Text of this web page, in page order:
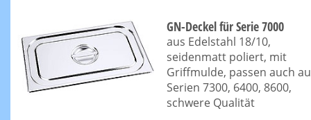
GN-Deckel für Serie 7000
aus Edelstahl 18/10,
seidenmatt poliert, mit
Griffmulde, passen auch
Serien 7300, 6400, 8600,
schwere Qualität